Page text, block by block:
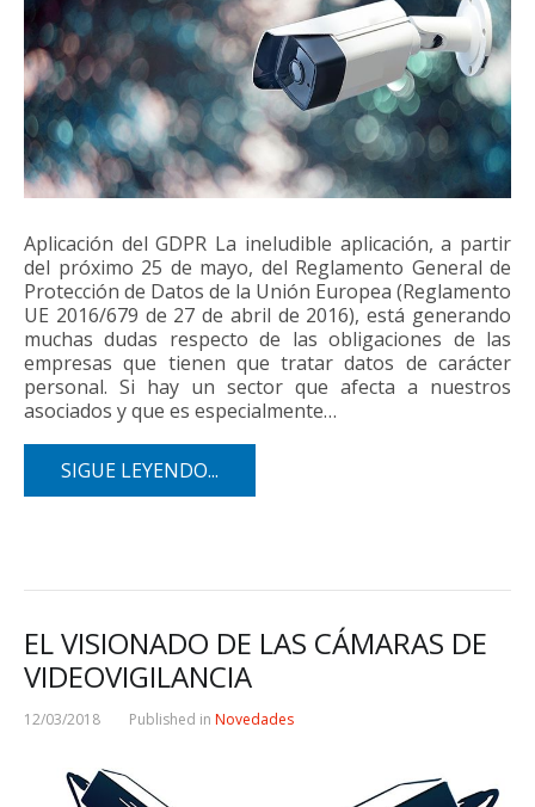
Aplicación del GDPR La ineludible aplicación, a partir
del próximo 25 de mayo, del Reglamento General de
Protección de Datos de la Unión Europea (Reglamento
UE 2016/679 de 27 de abril de 2016), está generando
muchas dudas respecto de las obligaciones de las
empresas que tienen que tratar datos de carácter
personal. Si hay un sector que afecta a nuestros
asociados y que es especialmente…
SIGUE LEYENDO...
EL VISIONADO DE LAS CÁMARAS DE
VIDEOVIGILANCIA
12/03/2018 Published in Novedades